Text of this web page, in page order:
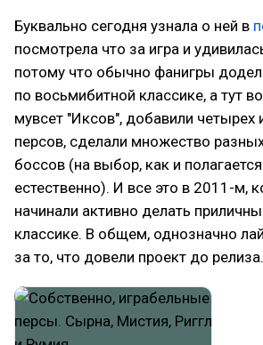
Буквально сегодня узнала о ней в
посмотрела что за игра и
потому что обычно фанигры
по восьмибитной классике, а тут
мувсет "Иксов", добавили четырех
персов, сделали множество
боссов (на выбор, как и
естественно). И все это в 2011-м,
начинали активно делать
классике. В общем, однозначно
за то, что довели проект до релиза.